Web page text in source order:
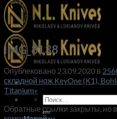
Искать:
IMG_8138
Опублековано 23.09.2020 в
складной нож KeyOne (K1),
Titanium»
Обратные ссылки закрыты, но